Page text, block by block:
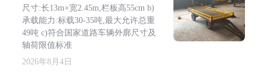
尺寸:长13m×宽2.45m,栏板高55cm b)
承载能力:标载30-35吨,最大允许总重
49吨 c)符合国家道路车辆外廓尺寸及
轴荷限值标准
2026年8月4日